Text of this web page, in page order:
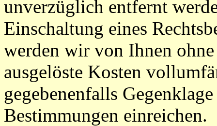
unverzüglich entfernt
Einschaltung eines
werden wir von Ihnen
ausgelöste Kosten
gegebenenfalls
Bestimmungen einreichen.